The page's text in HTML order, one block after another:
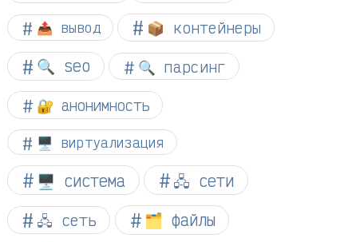
📤 вывод 📦 контейнеры
🔍 seo 🔍 парсинг
🔐 анонимность
🖥️ виртуализация
🖥️ система 🖧 сети
🖧 сеть 🗂️ файлы